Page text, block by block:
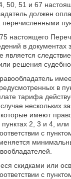
50, 51 и 67
должен
перечисленными
настоящего
в документах
является
решения
в
тарифа
нескольких
имеют
2, 3 и 4,
с
скидками или
с